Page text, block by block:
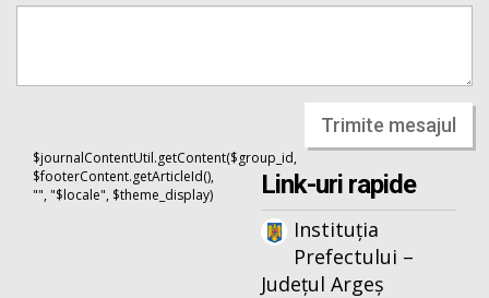
Trimite mesajul
$journalContentUtil.getContent($group_id,
$footerContent.getArticleId(),
"", "$locale", $theme_display)
Link-uri rapide
Instituția
Prefectului –
Județul Argeș